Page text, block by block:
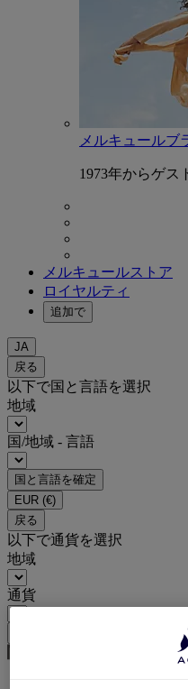
メルキュールブ
1973年からゲス
メルキュールストア
ロイヤルティ
追加で
JA
戻る
以下で国と言語を選択
地域
国/地域 - 言語
国と言語を確定
EUR (€)
戻る
以下で通貨を選択
地域
通貨